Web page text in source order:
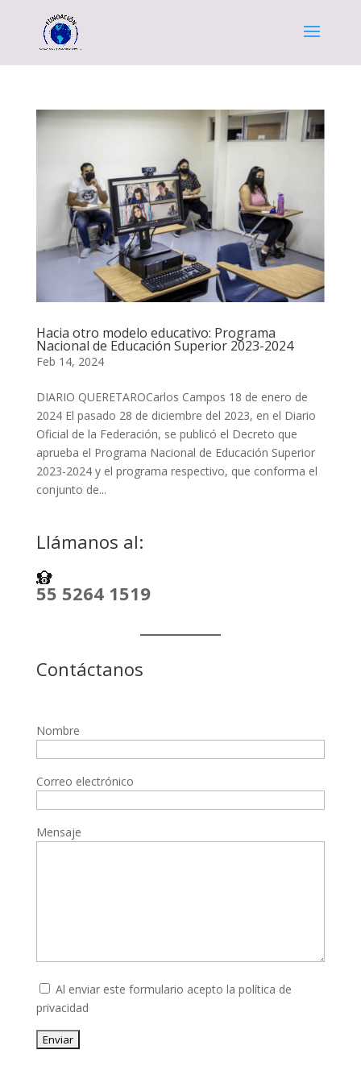
Hacia otro modelo educativo: Programa
Nacional de Educación Superior 2023-2024
Feb 14, 2024
DIARIO QUERETAROCarlos Campos 18 de enero de
2024 El pasado 28 de diciembre del 2023, en el Diario
Oficial de la Federación, se publicó el Decreto que
aprueba el Programa Nacional de Educación Superior
2023-2024 y el programa respectivo, que conforma el
conjunto de...
Llámanos al:
55 5264 1519
Contáctanos
Nombre
Correo electrónico
Mensaje
Al enviar este formulario acepto la política de
privacidad
Enviar